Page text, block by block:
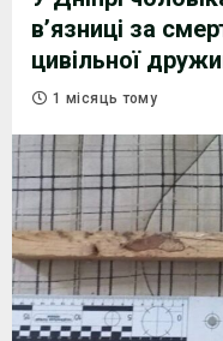
в’язниці за
цивільної
1 місяць тому